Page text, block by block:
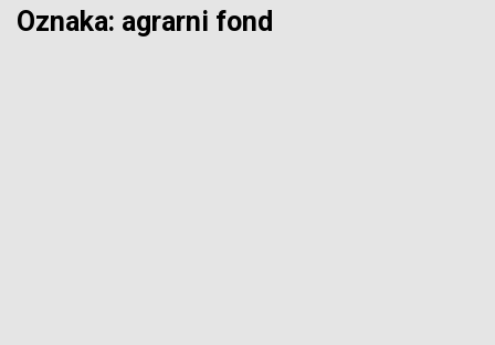
Oznaka: agrarni fond